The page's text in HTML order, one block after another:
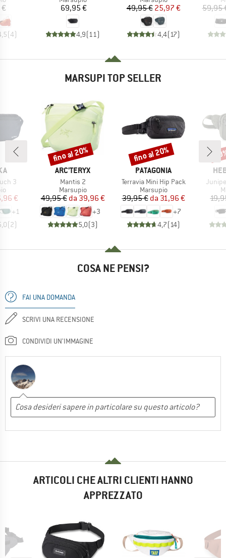
(4)
Prezzo
69,95 €
4,9(11 )
Prezzo
49,95 €Prezzo ridotto
25,97 €
4,4(17)
59,95
MARSUPI TOP SELLER
3
prodotti
ridotto
€
+1
(2)
MARCHIO
ARC'TERYX
Articolo
Mantis 2
Gruppo di prodotti
Marsupio
Prezzo
49,95 € Prezzo ridotto
da 39,96 €
+3
5,0(3)
Sconto
fino al 20%
MARCHIO
PATAGONIA
Articolo
Terravia Mini Hip Pack
Gruppo di prodotti
Marsupio
Prezzo
39,95 € Prezzo ridotto
da 31,96 €
+7
4,7(14)
Sconto
fino al 20%
COSA NE PENSI?
FAI UNA DOMANDA
SCRIVI UNA RECENSIONE
CONDIVIDI UN'IMMAGINE
ARTICOLI CHE ALTRI CLIENTI HANNO
APPREZZATO